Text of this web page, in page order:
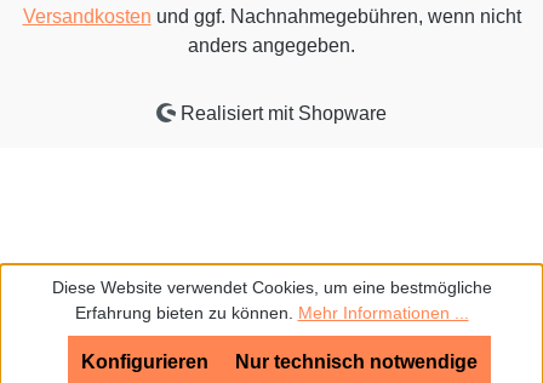
Versandkosten und ggf. Nachnahmegebühren, wenn nicht
anders angegeben.
Realisiert mit Shopware
Diese Website verwendet Cookies, um eine bestmögliche
Erfahrung bieten zu können. Mehr Informationen ...
Nur technisch notwendige
Konfigurieren